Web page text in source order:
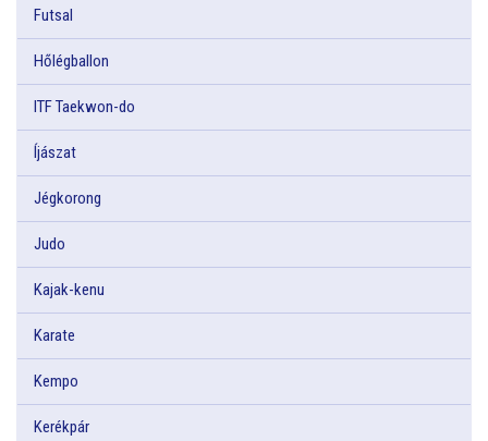
Futsal
Hőlégballon
ITF Taekwon-do
Íjászat
Jégkorong
Judo
Kajak-kenu
Karate
Kempo
Kerékpár